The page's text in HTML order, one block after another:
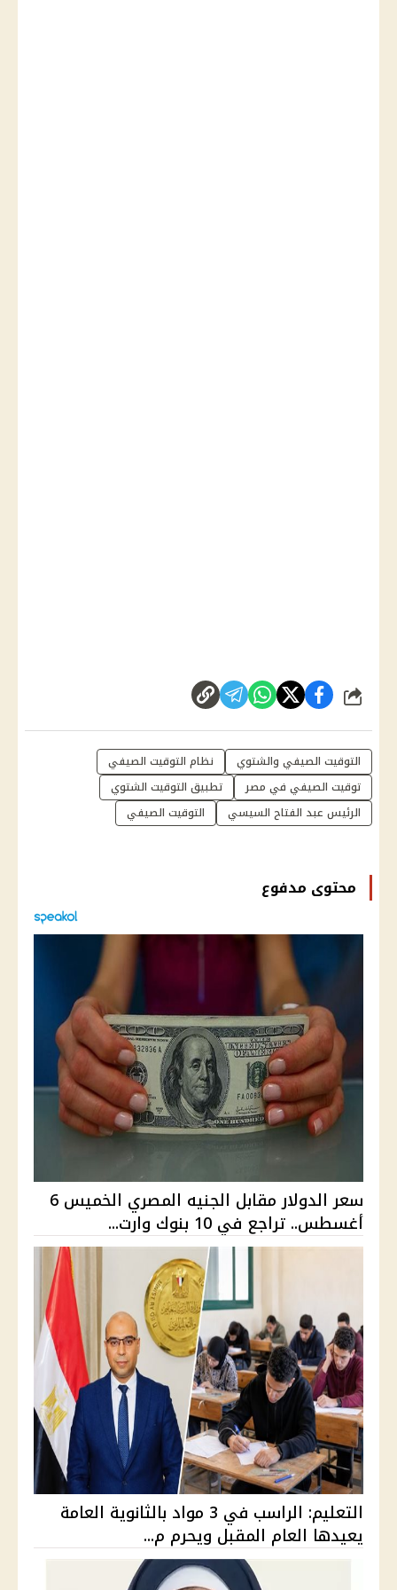
شارك
التوقيت الصيفي والشتوي
نظام التوقيت الصيفي
توقيت الصيفي في مصر
تطبيق التوقيت الشتوي
الرئيس عبد الفتاح السيسي
التوقيت الصيفي
محتوى مدفوع
سعر الدولار مقابل الجنيه المصري الخميس 6
أغسطس.. تراجع في 10 بنوك وارت...
التعليم: الراسب في 3 مواد بالثانوية العامة
يعيدها العام المقبل ويحرم م...